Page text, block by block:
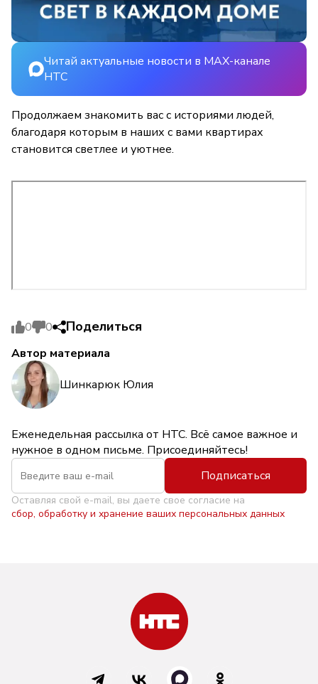
Читай актуальные новости в MAX-канале
НТС
Продолжаем знакомить вас с историями людей,
благодаря которым в наших с вами квартирах
становится светлее и уютнее.
0 0 Поделиться
Автор материала
Шинкарюк Юлия
Еженедельная рассылка от НТС. Всё самое важное и
нужное в одном письме. Присоединяйтесь!
Подписаться
Оставляя свой e-mail, вы даете свое согласие на
сбор, обработку и хранение ваших персональных данных